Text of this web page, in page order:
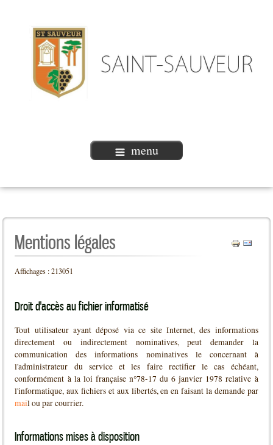
menu
Mentions légales
Affichages : 213051
Droit d'accès au fichier informatisé
Tout utilisateur ayant déposé via ce site Internet, des informations
directement ou indirectement nominatives, peut demander la
communication des informations nominatives le concernant à
l'administrateur du service et les faire rectifier le cas échéant,
conformément à la loi française n°78-17 du 6 janvier 1978 relative à
l'informatique, aux fichiers et aux libertés, en en faisant la demande par
mail ou par courrier.
Informations mises à disposition